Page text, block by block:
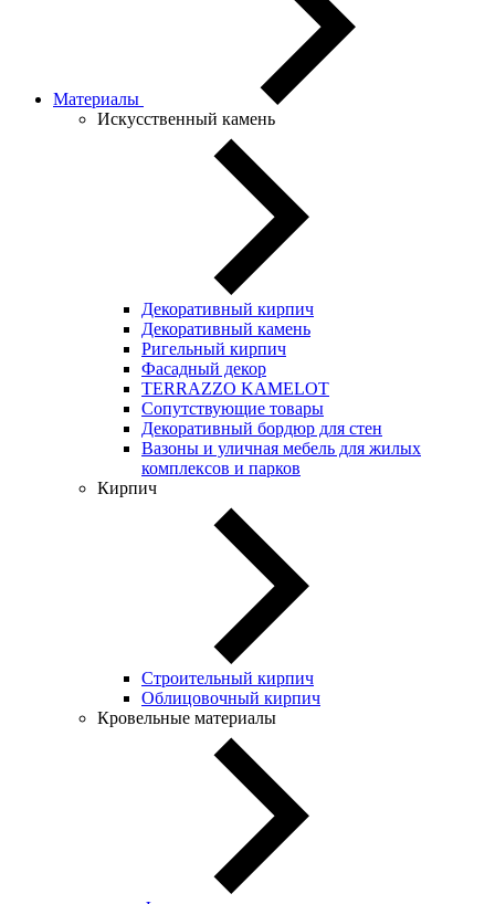
Материалы
Искусственный камень
Декоративный кирпич
Декоративный камень
Ригельный кирпич
Фасадный декор
TERRAZZO KAMELOT
Сопутствующие товары
Декоративный бордюр для стен
Вазоны и уличная мебель для жилых
комплексов и парков
Кирпич
Строительный кирпич
Облицовочный кирпич
Кровельные материалы